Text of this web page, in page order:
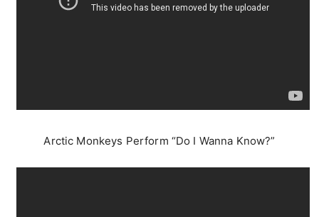
Arctic Monkeys Perform “Do I Wanna Know?”